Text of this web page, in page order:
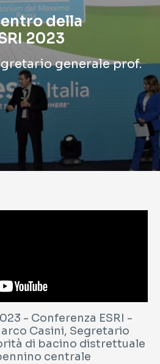
della
2023
generale prof.
- Conferenza ESRI -
Casini, Segretario
di bacino distrettuale
centrale